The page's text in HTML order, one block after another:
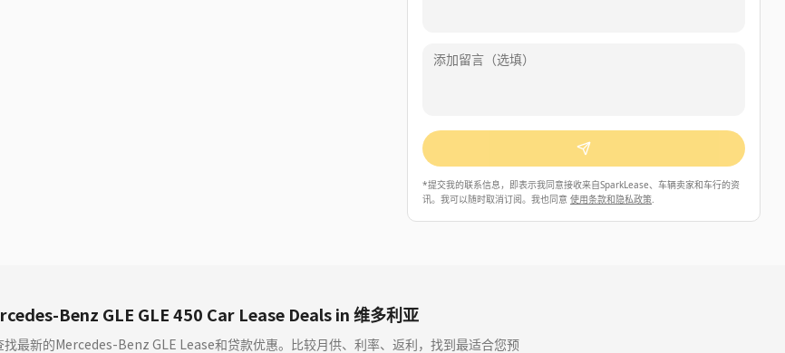
*提交我的联系信息，即表示我同意接收来自SparkLease、车辆卖家和车行的资
讯。我可以随时取消订阅。我也同意 使用条款和隐私政策.
Benz GLE GLE 450 Car Lease Deals in 维多利亚
最新的Mercedes-Benz GLE Lease和贷款优惠。比较月供、利率、返利，找到最适合您预